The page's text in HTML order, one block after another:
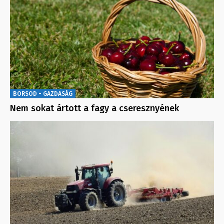
BORSOD - GAZDASÁG
Nem sokat ártott a fagy a cseresznyének